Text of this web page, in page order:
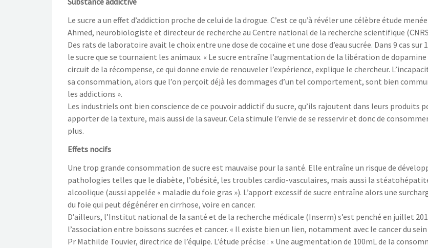
Le sucre a un effet d’addiction proche de celui de la drogue. C’est ce qu’à révéler une célèbre étude
Ahmed, neurobiologiste et directeur de recherche au Centre national de la recherche scientifique
Des rats de laboratoire avait le choix entre une dose de cocaïne et une dose d’eau sucrée. Dans 9 cas sur
le sucre que se tournaient les animaux. « Le sucre entraîne l’augmentation de la libération de
circuit de la récompense, ce qui donne envie de renouveler l’expérience, explique le chercheur.
sa consommation, alors que l’on perçoit déjà les dommages d’un tel comportement, sont bien
les addictions ».
Les industriels ont bien conscience de ce pouvoir addictif du sucre, qu’ils rajoutent dans leurs produits
apporter de la texture, mais aussi de la saveur. Cela stimule l’envie de se resservir et donc de
plus.
Effets nocifs
Une trop grande consommation de sucre est mauvaise pour la santé. Elle entraîne un risque de
pathologies telles que le diabète, l’obésité, les troubles cardio-vasculaires, mais aussi la
alcoolique (aussi appelée « maladie du foie gras »). L’apport excessif de sucre entraîne alors une
du foie qui peut dégénérer en cirrhose, voire en cancer.
D’ailleurs, l’Institut national de la santé et de la recherche médicale (Inserm) s’est penché en juillet
l’association entre boissons sucrées et cancer. « Il existe bien un lien, notamment avec le cancer du sein
Pr Mathilde Touvier, directrice de l’équipe. L’étude précise : « Une augmentation de 100mL de la